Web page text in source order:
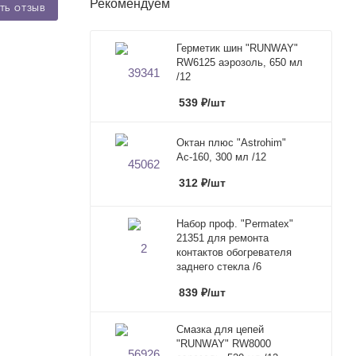
ОТЗЫВ Рекомендуем
Герметик шин "RUNWAY"
RW6125 аэрозоль, 650 мл
/12
539 ₽/шт
Октан плюс "Astrohim"
Ас-160, 300 мл /12
312 ₽/шт
Набор проф. "Permatex"
21351 для ремонта
контактов обогревателя
заднего стекла /6
839 ₽/шт
Смазка для цепей
"RUNWAY" RW8000